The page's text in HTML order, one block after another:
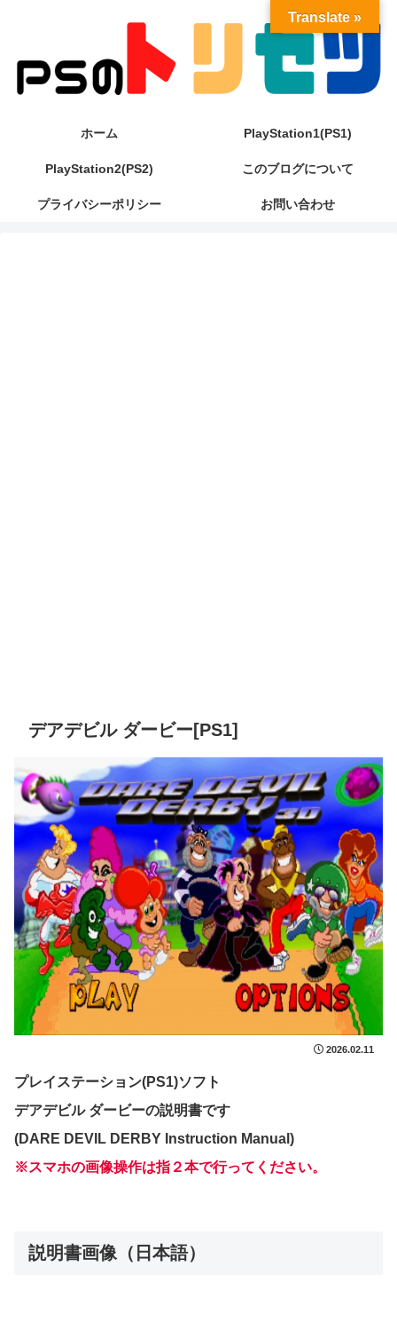
ホーム PlayStation1(PS1)
PlayStation2(PS2) このブログについて
プライバシーポリシー お問い合わせ
デアデビル ダービー[PS1]
2026.02.11
プレイステーション(PS1)ソフト
デアデビル ダービーの説明書です
(DARE DEVIL DERBY Instruction Manual)
※スマホの画像操作は指２本で行ってください。
説明書画像（日本語）
Translate »